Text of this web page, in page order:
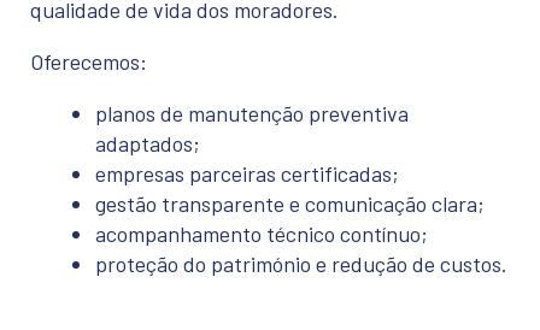
qualidade de vida dos moradores.
Oferecemos:
planos de manutenção preventiva
adaptados;
empresas parceiras certificadas;
gestão transparente e comunicação clara;
acompanhamento técnico contínuo;
proteção do património e redução de custos.